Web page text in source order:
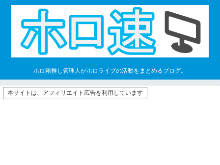
ホロ箱推し管理人がホロライブの活動をまとめるブログ。
本サイトは、アフィリエイト広告を利用しています